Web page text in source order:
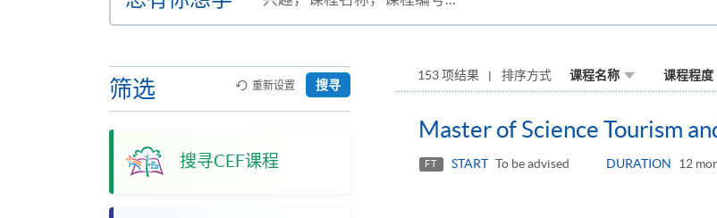
筛选
搜寻CEF课程
重新设置 搜寻
153 项结果 排序方式 课程名称 课程程度
Master of Science Tourism
FT START To be advised DURATION 12